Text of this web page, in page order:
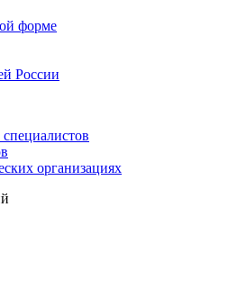
форме
России
организациях